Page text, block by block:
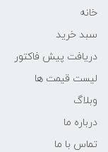
خانه
سبد خرید
دریافت پیش فاکتور
لیست قیمت ها
وبلاگ
درباره ما
تماس با ما